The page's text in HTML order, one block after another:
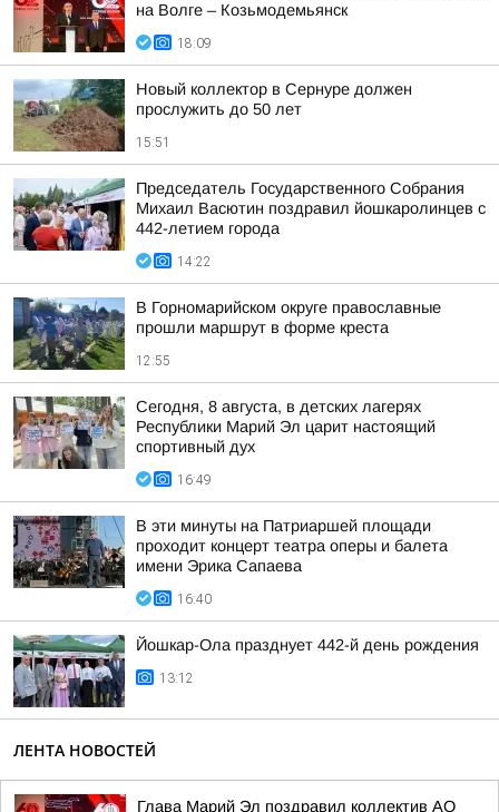
на Волге – Козьмодемьянск
18:09
Новый коллектор в Сернуре должен
прослужить до 50 лет
15:51
Председатель Государственного Собрания
Михаил Васютин поздравил йошкаролинцев с
442-летием города
14:22
В Горномарийском округе православные
прошли маршрут в форме креста
12:55
Сегодня, 8 августа, в детских лагерях
Республики Марий Эл царит настоящий
спортивный дух
16:49
В эти минуты на Патриаршей площади
проходит концерт театра оперы и балета
имени Эрика Сапаева
16:40
Йошкар-Ола празднует 442-й день рождения
13:12
ЛЕНТА НОВОСТЕЙ
Глава Марий Эл поздравил коллектив АО